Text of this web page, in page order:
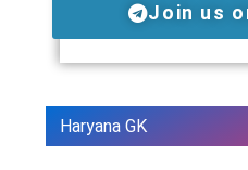
Join us
Haryana GK